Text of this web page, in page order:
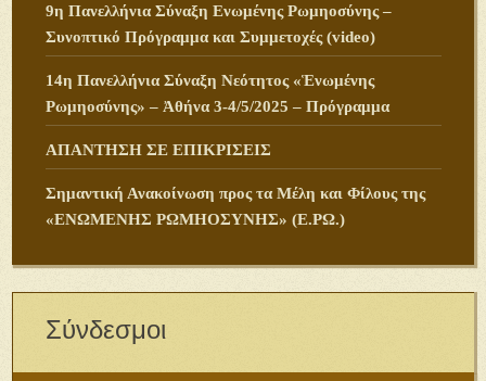
9η Πανελλήνια Σύναξη Ενωμένης Ρωμηοσύνης –
Συνοπτικό Πρόγραμμα και Συμμετοχές (video)
14η Πανελλήνια Σύναξη Νεότητος «Ἑνωμένης
Ρωμηοσύνης» – Ἀθήνα 3-4/5/2025 – Πρόγραμμα
ΑΠΑΝΤΗΣΗ ΣΕ ΕΠΙΚΡΙΣΕΙΣ
Σημαντική Ανακοίνωση προς τα Μέλη και Φίλους της
«ΕΝΩΜΕΝΗΣ ΡΩΜΗΟΣΥΝΗΣ» (Ε.ΡΩ.)
Σύνδεσμοι